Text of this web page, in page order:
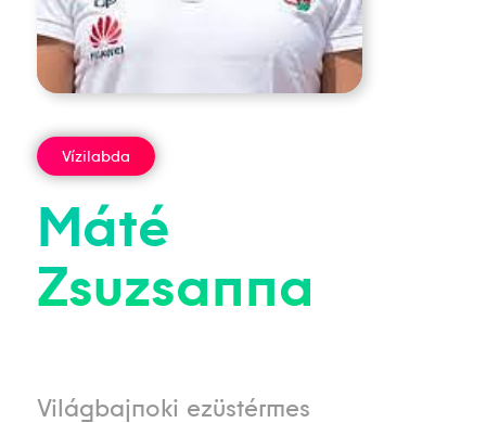
Vízilabda
Máté
Zsuzsanna
Világbajnoki ezüstérmes